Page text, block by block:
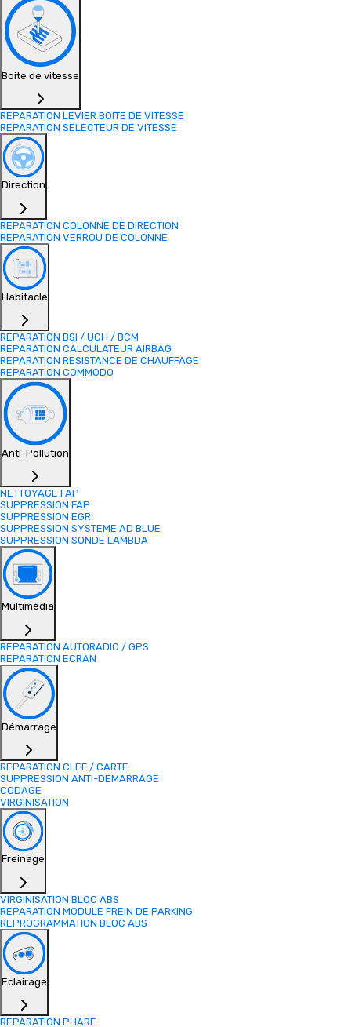
Boite de vitesse
REPARATION LEVIER BOITE DE VITESSE
REPARATION SELECTEUR DE VITESSE
Direction
REPARATION COLONNE DE DIRECTION
REPARATION VERROU DE COLONNE
Habitacle
REPARATION BSI / UCH / BCM
REPARATION CALCULATEUR AIRBAG
REPARATION RESISTANCE DE CHAUFFAGE
REPARATION COMMODO
Anti-Pollution
NETTOYAGE FAP
SUPPRESSION FAP
SUPPRESSION EGR
SUPPRESSION SYSTEME AD BLUE
SUPPRESSION SONDE LAMBDA
Multimédia
REPARATION AUTORADIO / GPS
REPARATION ECRAN
Démarrage
REPARATION CLEF / CARTE
SUPPRESSION ANTI-DEMARRAGE
CODAGE
VIRGINISATION
Freinage
VIRGINISATION BLOC ABS
REPARATION MODULE FREIN DE PARKING
REPROGRAMMATION BLOC ABS
Eclairage
REPARATION PHARE